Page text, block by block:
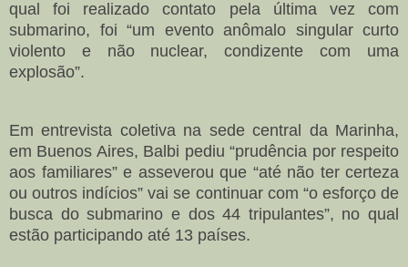
qual foi realizado contato pela última vez com
submarino, foi “um evento anômalo singular curto
violento e não nuclear, condizente com uma
explosão”.
Em entrevista coletiva na sede central da Marinha,
em Buenos Aires, Balbi pediu “prudência por respeito
aos familiares” e asseverou que “até não ter certeza
ou outros indícios” vai se continuar com “o esforço de
busca do submarino e dos 44 tripulantes”, no qual
estão participando até 13 países.